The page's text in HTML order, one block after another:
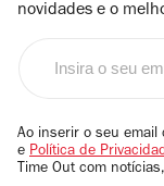
novidades e o
email
Ao inserir o seu email
e Política de
Time Out com